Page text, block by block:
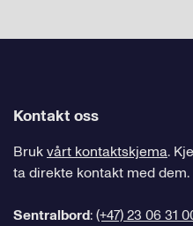
Kontakt oss
Brukvårt kontaktskjema.
ta direkte kontakt med dem.
Sentralbord:(+47) 23 06 31